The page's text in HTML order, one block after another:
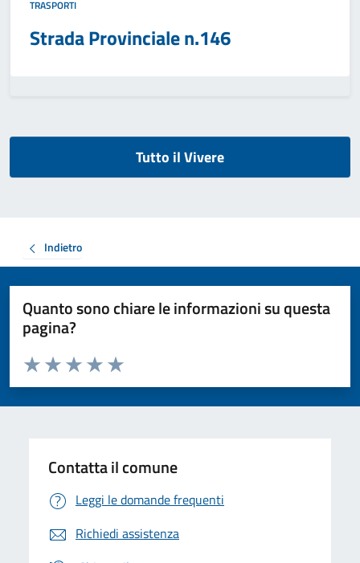
TRASPORTI
Strada Provinciale n.146
Tutto il Vivere
Indietro
Quanto sono chiare le informazioni su questa
pagina?
Valuta da 1 a 5 stelle la pagina
Valuta 5 stelle su 5
Valuta 4 stelle su 5
Valuta 3 stelle su 5
Valuta 2 stelle su 5
Valuta 1 stelle su 5
Contatta il comune
Leggi le domande frequenti
Richiedi assistenza